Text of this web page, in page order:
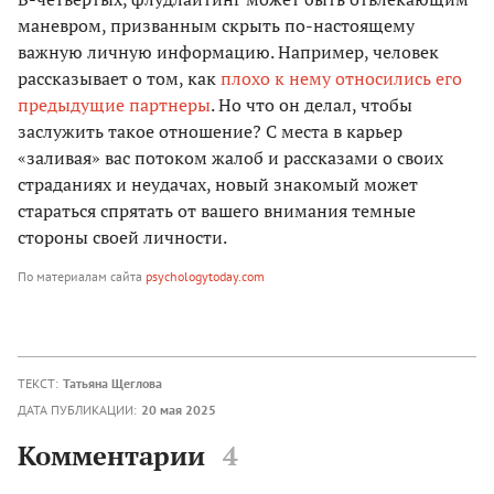
маневром, призванным скрыть по-настоящему
важную личную информацию. Например, человек
рассказывает о том, какплохо к нему относились его
предыдущие партнеры. Но что он делал, чтобы
заслужить такое отношение? С места в карьер
«заливая» вас потоком жалоб и рассказами о своих
страданиях и неудачах, новый знакомый может
стараться спрятать от вашего внимания темные
стороны своей личности.
По материалам сайта psychologytoday.com
ТЕКСТ: Татьяна Щеглова
ДАТА ПУБЛИКАЦИИ: 20 мая 2025
Комментарии 4